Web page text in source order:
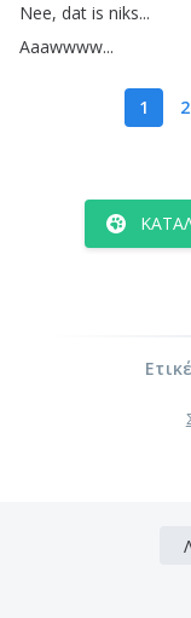
Nee, dat is niks...
Aaawwww...
1 2